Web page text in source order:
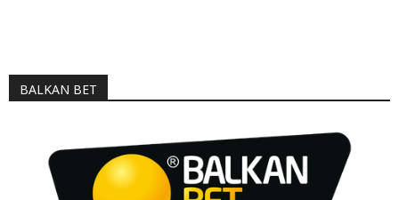
BALKAN BET